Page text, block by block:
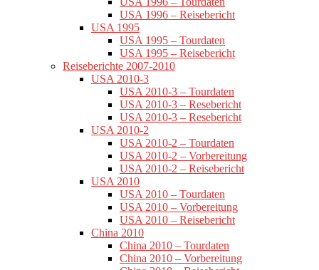
USA 1996 – Reisebericht
USA 1995
USA 1995 – Tourdaten
USA 1995 – Reisebericht
Reiseberichte 2007-2010
USA 2010-3
USA 2010-3 – Tourdaten
USA 2010-3 – Resebericht
USA 2010-3 – Resebericht
USA 2010-2
USA 2010-2 – Tourdaten
USA 2010-2 – Vorbereitung
USA 2010-2 – Reisebericht
USA 2010
USA 2010 – Tourdaten
USA 2010 – Vorbereitung
USA 2010 – Reisebericht
China 2010
China 2010 – Tourdaten
China 2010 – Vorbereitung